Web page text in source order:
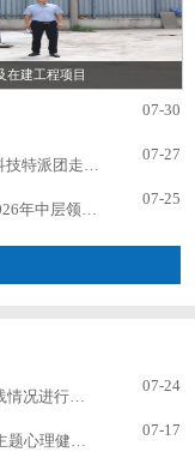
在建工程项目
07-30
07-27
07-25
07-24
07-17